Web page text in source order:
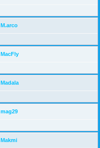
M.arco
MacFly
Madala
mag29
Makmi